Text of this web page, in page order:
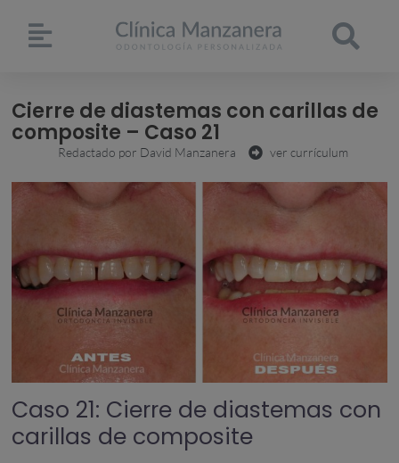
Cierre de diastemas con carillas de
composite – Caso 21
Redactado por David Manzanera ver currículum
Caso 21: Cierre de diastemas con
carillas de composite